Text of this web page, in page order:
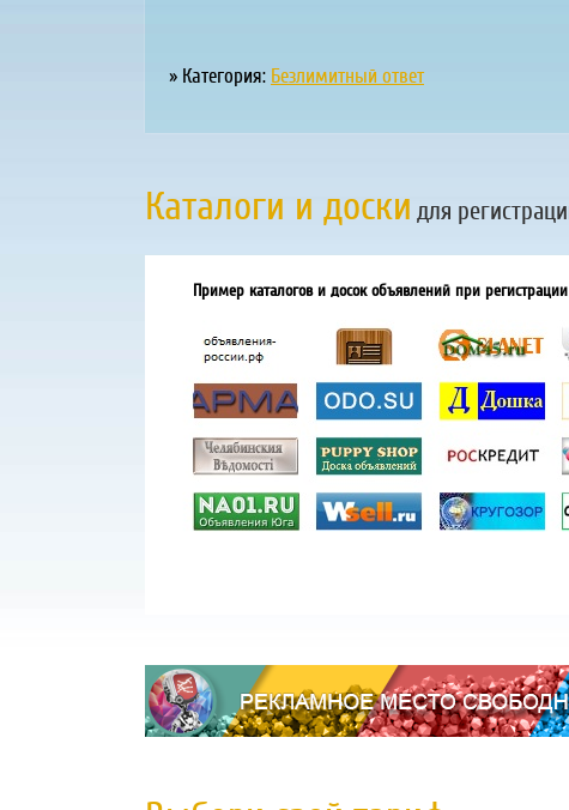
» Категория: Безлимитный ответ
Каталоги и доски для
Пример каталогов и досок объявлений при регистрации